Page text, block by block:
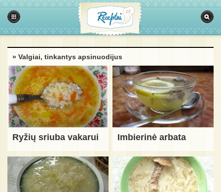
» Valgiai, tinkantys apsinuodijus
Ryžių sriuba vakarui Imbierinė arbata